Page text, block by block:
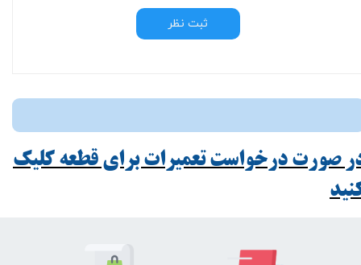
ثبت نظر
صورت درخواست تعمیرات برای قطعه کلیک